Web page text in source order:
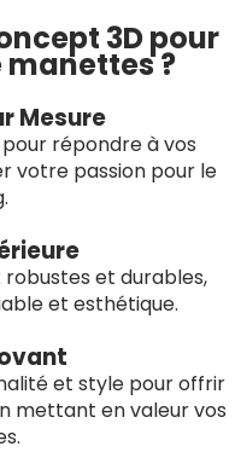
3D pour
manettes ?
Mesure
répondre à vos
votre passion pour le
robustes et durables,
et esthétique.
et style pour offrir
mettant en valeur vos